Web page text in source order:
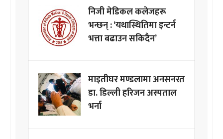
निजी मेडिकल कलेजहरू
भन्छन् : ‘यथास्थितिमा इन्टर्न
भत्ता बढाउन सकिदैन’
माइतीघर मण्डलामा अनसनरत
डा. डिल्ली हरिजन अस्पताल
भर्ना